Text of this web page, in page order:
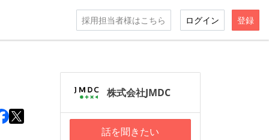
採用担当者様はこちら ログイン 登録
株式会社JMDC
話を聞きたい